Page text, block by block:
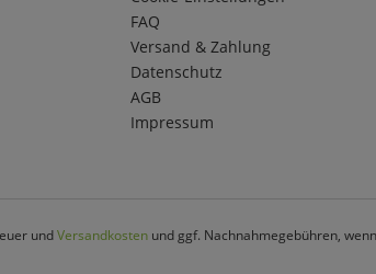
FAQ
Versand & Zahlung
Datenschutz
AGB
Impressum
undVersandkosten und ggf. Nachnahmegebühren,